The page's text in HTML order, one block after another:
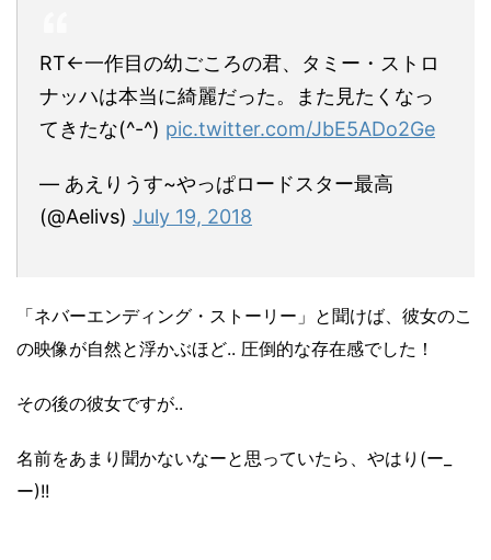
RT←一作目の幼ごころの君、タミー・ストロ
ナッハは本当に綺麗だった。また見たくなっ
てきたな(^-^) pic.twitter.com/JbE5ADo2Ge
— あえりうす~やっぱロードスター最高
(@Aelivs) July 19, 2018
「ネバーエンディング・ストーリー」と聞けば、彼女のこ
の映像が自然と浮かぶほど.. 圧倒的な存在感でした！
その後の彼女ですが..
名前をあまり聞かないなーと思っていたら、やはり(ー_
ー)!!